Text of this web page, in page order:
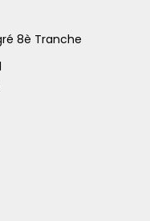
8è Tranche